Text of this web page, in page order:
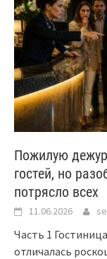
Пожилую
гостей, но
потрясло всех
11.06.2026
Часть 1
отличалась